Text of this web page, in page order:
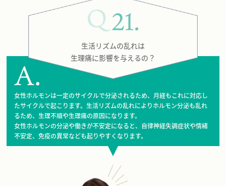
生活リズムの乱れは
生理痛に影響を与えるの？
女性ホルモンは一定のサイクルで分泌されるため、月経もこれに対応し
たサイクルで起こります。生活リズムの乱れによりホルモン分泌も乱れ
るため、生理不順や生理痛の原因になります。
女性ホルモンの分泌や働きが不安定になると、自律神経失調症状や情緒
不安定、免疫の異常なども起りやすくなります。